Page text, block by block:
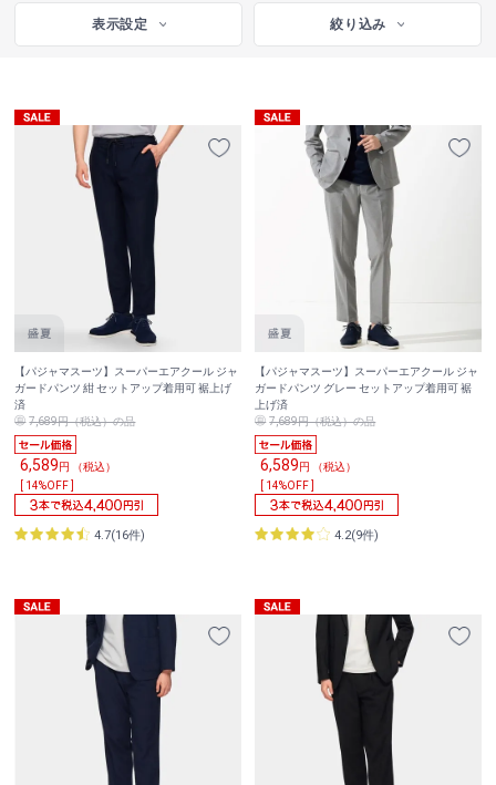
表示設定 絞り込み
【パジャマスーツ】スーパーエアクール ジャ
ガードパンツ 紺 セットアップ着用可 裾上げ
済
7,689円（税込）の品
6,589円 （税込）
[ 14%OFF ]
4.7(16件)
【パジャマスーツ】スーパーエアクール ジャ
ガードパンツ グレー セットアップ着用可 裾
上げ済
7,689円（税込）の品
6,589円 （税込）
[ 14%OFF ]
4.2(9件)